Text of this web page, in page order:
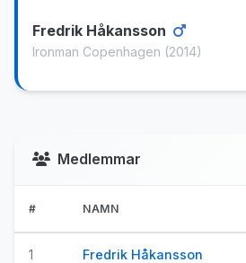
Fredrik Håkansson
Ironman Copenhagen (2014)
Medlemmar
# NAMN
1 Fredrik Håkansson